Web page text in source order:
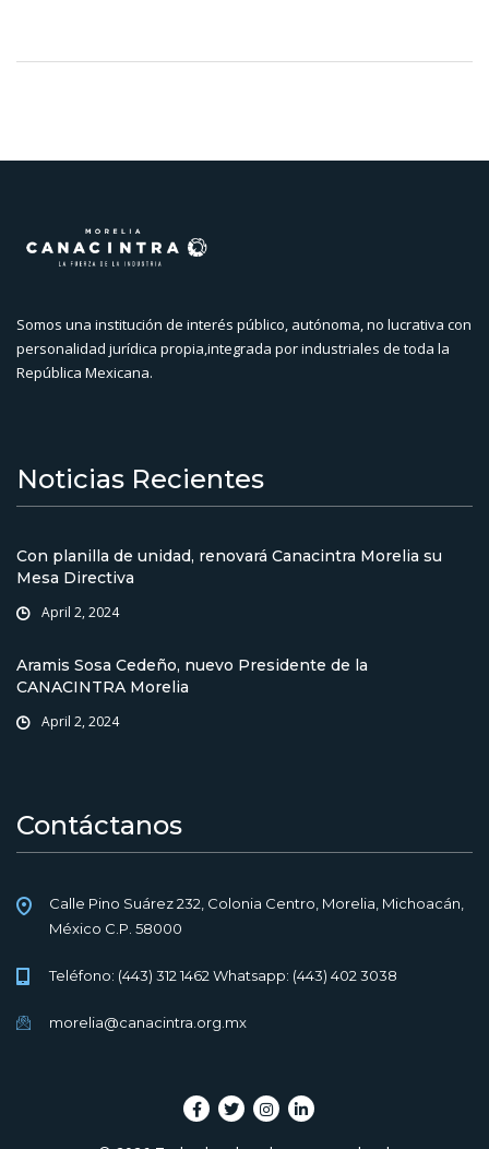
Somos una institución de interés público, autónoma, no lucrativa con
personalidad jurídica propia,integrada por industriales de toda la
República Mexicana.
Noticias Recientes
Con planilla de unidad, renovará Canacintra Morelia su
Mesa Directiva
April 2, 2024
Aramis Sosa Cedeño, nuevo Presidente de la
CANACINTRA Morelia
April 2, 2024
Contáctanos
Calle Pino Suárez 232, Colonia Centro, Morelia, Michoacán,
México C.P. 58000
Teléfono: (443) 312 1462 Whatsapp: (443) 402 3038
morelia@canacintra.org.mx